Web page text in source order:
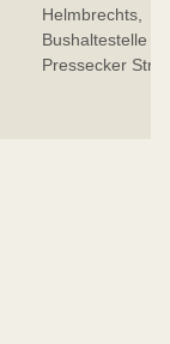
Helmbrechts,
Bushaltestelle
Pressecker